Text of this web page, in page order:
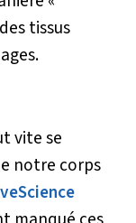
tissus
vite se
notre corps